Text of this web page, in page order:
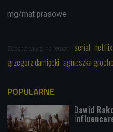
mg/mat prasowe
Zobacz więcej na temat: serial netflix
grzegorz damięcki agnieszka
POPULARNE
Dawid